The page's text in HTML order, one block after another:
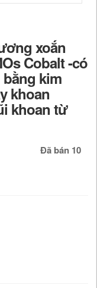
xoắn
Cobalt -có
kim
khoan
khoan từ
Đã bán 10